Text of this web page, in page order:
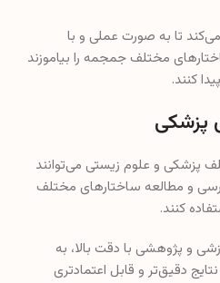
تا به صورت عملی و با
مختلف جمجمه را بیاموزند
کنند.
پزشکی
پزشکی و علوم زیستی می‌توانند
و مطالعه ساختارهای مختلف
کنند.
و پژوهشی با دقت بالا، به
دقیق‌تر و قابل اعتمادتری